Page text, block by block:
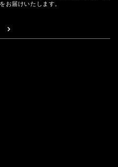
お届けいたします。